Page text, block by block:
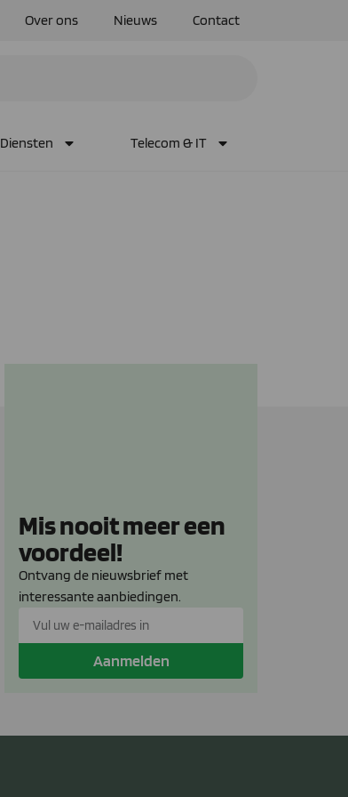
Over ons Nieuws Contact
Diensten Telecom & IT
Mis nooit meer een
voordeel!
Ontvang de nieuwsbrief met
interessante aanbiedingen.
Aanmelden